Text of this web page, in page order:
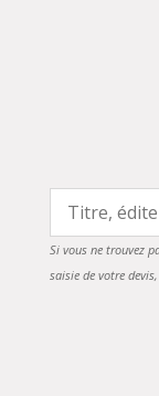
Si vous ne trouvez
saisie de votre